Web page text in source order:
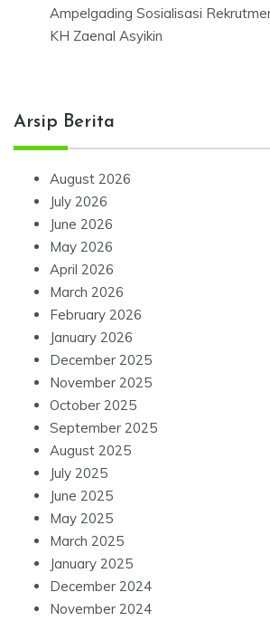
Ampelgading Sosialisasi
KH Zaenal Asyikin
Arsip Berita
August 2026
July 2026
June 2026
May 2026
April 2026
March 2026
February 2026
January 2026
December 2025
November 2025
October 2025
September 2025
August 2025
July 2025
June 2025
May 2025
March 2025
January 2025
December 2024
November 2024